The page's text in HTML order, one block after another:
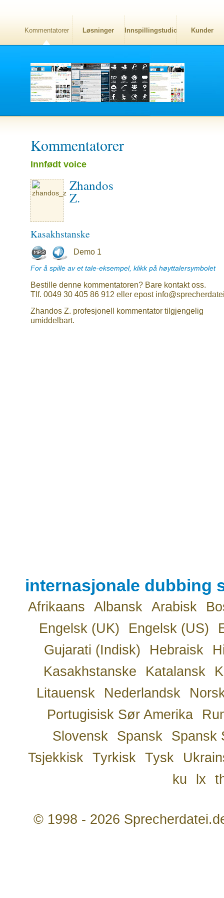
Kommentatorer Løsninger Innspillingstudio Kunder
Kommentatorer
Innfødt voice
Zhandos
Z.
Kasakhstanske
Demo 1
For å spille av et tale-eksempel, klikk på høyttalersymbolet
Bestille denne kommentatoren? Bare kontakt oss.
Tlf. 0049 30 405 86 912 eller epost
Zhandos Z. profesjonell kommentator tilgjengelig
umiddelbart.
internasjonale dubbing
Afrikaans Albansk Arabisk
Engelsk (UK)
Engelsk (US)
Gujarati (Indisk)
Hebraisk
Kasakhstanske
Katalansk
Litauensk
Nederlandsk
Portugisisk Sør Amerika
Slovensk
Spansk
Spansk
Tsjekkisk
Tyrkisk Tysk
ku
lx
© 1998 - 2026